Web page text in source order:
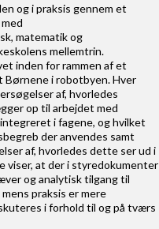
Tech
og i praksis gennem et
matematik og
mellemtrin.
inden for rammen af et
i robotbyen. Hver
af, hvorledes
op til arbejdet med
i fagene, og hvilket
der anvendes samt
af, hvorledes dette ser ud i
viser, at der i styredokumenter
og analytisk tilgang til
praksis er mere
i forhold til og på tværs